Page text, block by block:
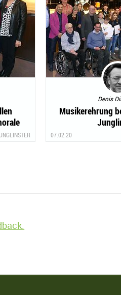
Denis
Musikerehrung
07.02.20